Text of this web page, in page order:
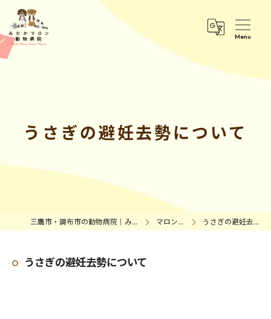
うさぎの避妊去勢について
三鷹市・調布市の動物病院｜みたかマロン動物病院 マロンの日常 うさぎの避妊去勢について
うさぎの避妊去勢について